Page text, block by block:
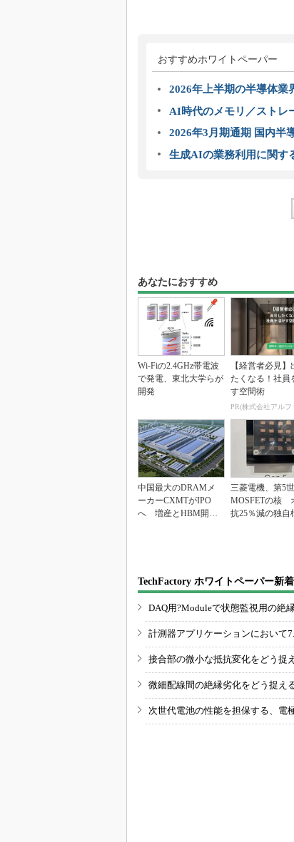
おすすめホワイトペーパー
2026年上半期の半導体
AI時代のメモリ／スト
2026年3月期通期 国内半
生成AIの業務利用に関す
あなたにおすすめ
Wi-Fiの2.4GHz帯電波
で発電、東北大学らが
開発
【経営者必見】
たくなる！社員
す空間術
中国最大のDRAMメ
ーカーCXMTがIPO
へ 増産とHBM開発
三菱電機、第5
MOSFETの核
抗25％減の独自
TechFactory ホワイトペーパー新
DAQ用?Moduleで状態監視用の絶
計測器アプリケーションにおいて
接合部の微小な抵抗変化をどう
微細配線間の絶縁劣化をどう捉
次世代電池の性能を担保する、電